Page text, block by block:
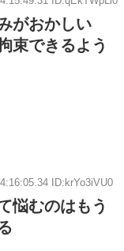
がおかしい
束できるよう
ID:krYo3iVU0
悩むのはもう